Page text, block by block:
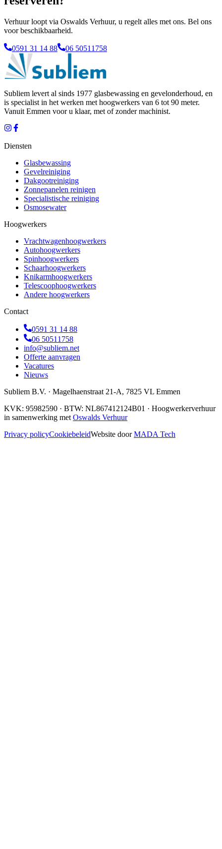
Verhuur loopt via Oswalds Verhuur, u regelt alles met ons. Bel ons
voor beschikbaarheid.
0591 31 14 88 06 50511758
Subliem levert al sinds 1977 glasbewassing en gevelonderhoud, en
is specialist in het werken met hoogwerkers van 6 tot 90 meter.
Vanuit Emmen voor u klaar, met of zonder machinist.
Diensten
Glasbewassing
Gevelreiniging
Dakgootreiniging
Zonnepanelen reinigen
Specialistische reiniging
Osmosewater
Hoogwerkers
Vrachtwagenhoogwerkers
Autohoogwerkers
Spinhoogwerkers
Schaarhoogwerkers
Knikarmhoogwerkers
Telescoophoogwerkers
Andere hoogwerkers
Contact
0591 31 14 88
06 50511758
info@subliem.net
Offerte aanvragen
Vacatures
Nieuws
Subliem B.V. · Magelhaenstraat 21-A, 7825 VL Emmen
KVK: 95982590 · BTW: NL867412124B01 · Hoogwerkerverhuur
in samenwerking met Oswalds Verhuur
Privacy policyCookiebeleidWebsite door MADA Tech